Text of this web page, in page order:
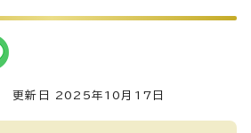
更新日 2025年10月17日